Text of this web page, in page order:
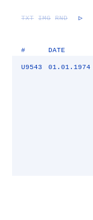
TXT IMG RND ▷
# DATE
U9543 01.01.1974